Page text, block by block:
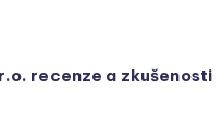
recenze a zkušenosti